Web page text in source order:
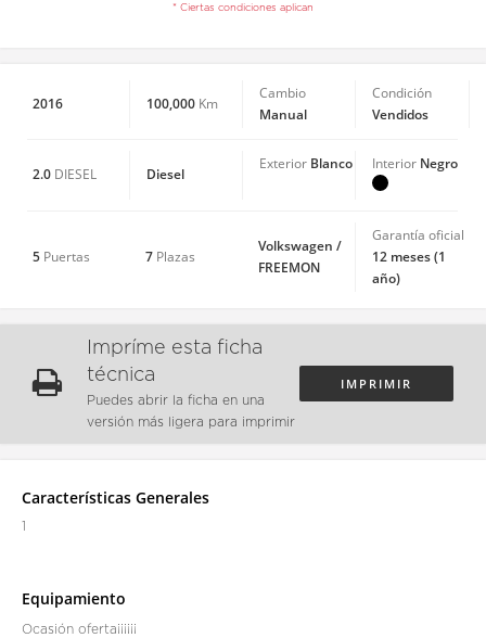
* Ciertas condiciones aplican
2016 100,000 Km
Cambio
Manual
Condición
Vendidos
2.0 DIESEL Diesel
Exterior Blanco Interior Negro
5 Puertas 7 Plazas
Volkswagen /
FREEMON
Garantía oficial
12 meses (1
año)
Impríme esta ficha
técnica
Puedes abrir la ficha en una
versión más ligera para imprimir
IMPRIMIR
Características Generales
Equipamiento
Ocasión oferta¡¡¡¡¡¡